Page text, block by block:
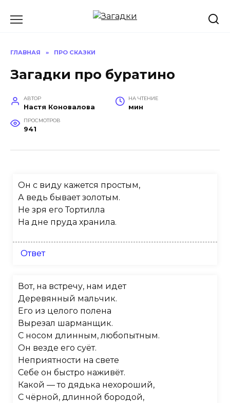
ГЛАВНАЯ » ПРО СКАЗКИ
Загадки про буратино
АВТОР
Настя Коновалова
НА ЧТЕНИЕ
мин
ПРОСМОТРОВ
941
Он с виду кажется простым,
А ведь бывает золотым.
Не зря его Тортилла
На дне пруда хранила.
Ответ
Вот, на встречу, нам идет
Деревянный мальчик.
Его из целого полена
Вырезал шарманщик.
С носом длинным, любопытным.
Он везде его суёт.
Неприятности на свете
Себе он быстро наживёт.
Какой — то дядька нехороший,
С чёрной, длинной бородой,